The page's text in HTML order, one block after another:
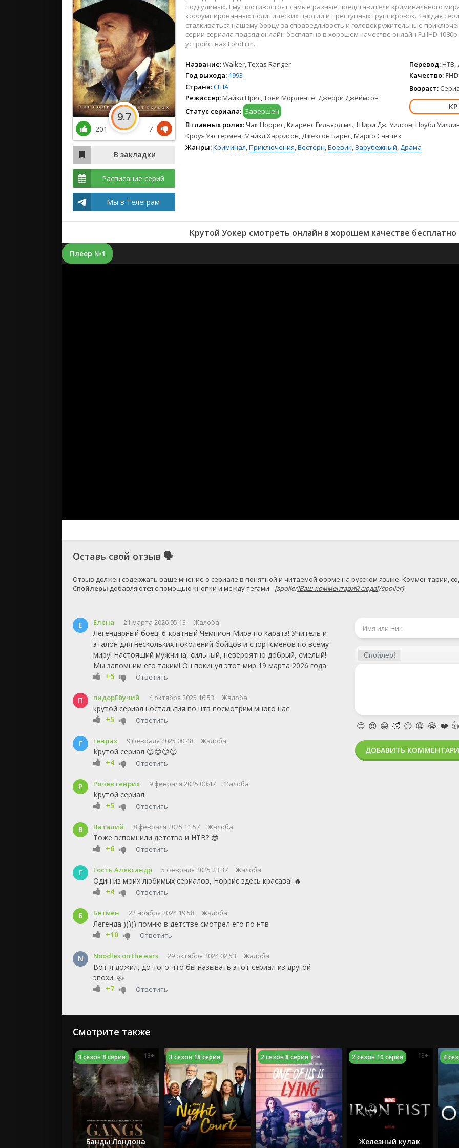
2023
2022
HBO Max
Disney+
Германия
Турция
подсудимых. Ему противостоят самые разные представители криминального
коррумпированных политических партий и преступных группировок. Каждая
сталкиваться нашему борцу за справедливость и головокружительные
серии сериала подряд онлайн бесплатно в хорошем качестве онлайн FullHD
устройствах LordFilm.
Название:Walker, Texas Ranger
Год выхода: 1993
Страна:США
Режиссер:Майкл Прис, Тони Морденте, Джерри Джеймсон
Статус сериала: Завершен
Перевод:НТВ,
Качество:
Возраст:
В главных ролях:Чак Норрис, Кларенс Гильярд мл., Шири Дж. Уилсон, Ноубл
Кроу» Уэстермен, Майкл Харрисон, Джексон Барнс, Марко Санчез
Жанры:Криминал,Приключения,Вестерн,Боевик, Зарубежный,Драма
201
9.7
7
Расписание серий
Мы в Телеграм
Крутой Уокер смотреть онлайн в хорошем качестве бесплатно
Плеер №1
Оставь свой отзыв 🗣
Спойлеры добавляются с помощью кнопки и между тегами - [spoiler]Ваш комментарий сюда[/spoiler]
Е Елена 21 марта 2026 05:13 Жалоба
Легендарный боец! 6-кратный Чемпион Мира по каратэ! Учитель и
эталон для нескольких поколений бойцов и спортсменов по всему
миру! Настоящий мужчина, сильный, невероятно добрый, смелый!
Мы запомним его таким! Он покинул этот мир 19 марта 2026 года.
+5
Ответить
П пидорЕбучий 4 октября 2025 16:53 Жалоба
крутой сериал ностальгия по нтв посмотрим много нас
+5
Ответить
Г генрих 9 февраля 2025 00:48 Жалоба
Крутой сериал 😊😊😊😊
+4
Ответить
Р Рочев генрих 9 февраля 2025 00:47 Жалоба
Крутой сериал
+5
Ответить
В Виталий 8 февраля 2025 11:57 Жалоба
Тоже вспомнили детство и НТВ? 😎
+6
Ответить
Г Гость Александр 5 февраля 2025 23:37 Жалоба
Один из моих любимых сериалов, Норрис здесь красава! 🔥
+4
Ответить
Б Бетмен 22 ноября 2024 19:58 Жалоба
Легенда ))))) помню в детстве смотрел его по нтв
+10
Ответить
N Noodles on the ears 29 октября 2024 02:53 Жалоба
Вот я дожил, до того что бы называть этот сериал из другой
эпохи. 👍
+7
Ответить
😊 😍 😁 🤣 😐 😩 😭 ❤️ 👍
ДОБАВИТЬ
Смотрите также
Банды Лондона
3 сезон 8 серия 18+ 3 сезон 18 серия 2 сезон 8 серия
Железный кулак
2 сезон 10 серия 18+ 4